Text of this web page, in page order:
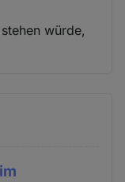
würde,